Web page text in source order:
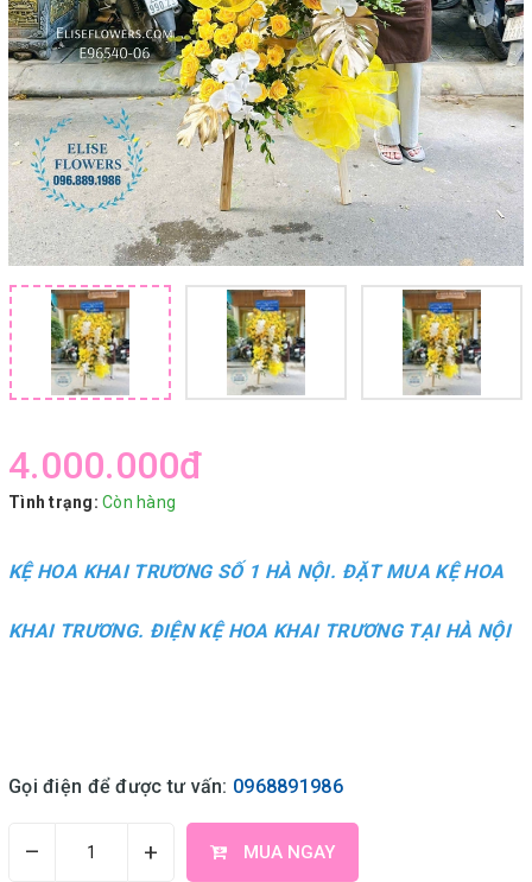
4.000.000₫
Tình trạng: Còn hàng
KỆ HOA KHAI TRƯƠNG SỐ 1 HÀ NỘI. ĐẶT MUA KỆ HOA
KHAI TRƯƠNG. ĐIỆN KỆ HOA KHAI TRƯƠNG TẠI HÀ NỘI
Gọi điện để được tư vấn: 0968891986
– + MUA NGAY